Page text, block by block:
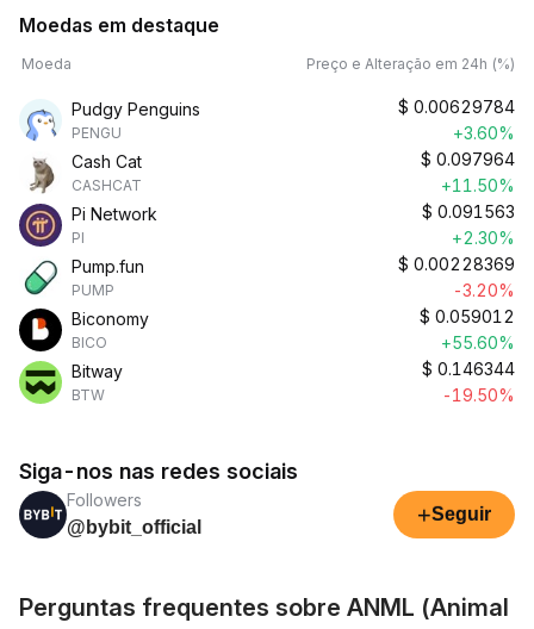
Moedas em destaque
Moeda Preço e Alteração em 24h (%)
Pudgy Penguins
PENGU
$ 0.00629784
+3.60%
Cash Cat
CASHCAT
$ 0.097964
+11.50%
Pi Network
PI
$ 0.091563
+2.30%
Pump.fun
PUMP
$ 0.00228369
-3.20%
Biconomy
BICO
$ 0.059012
+55.60%
Bitway
BTW
$ 0.146344
-19.50%
Siga-nos nas redes sociais
Followers
@bybit_official
+Seguir
Perguntas frequentes sobre ANML (Animal